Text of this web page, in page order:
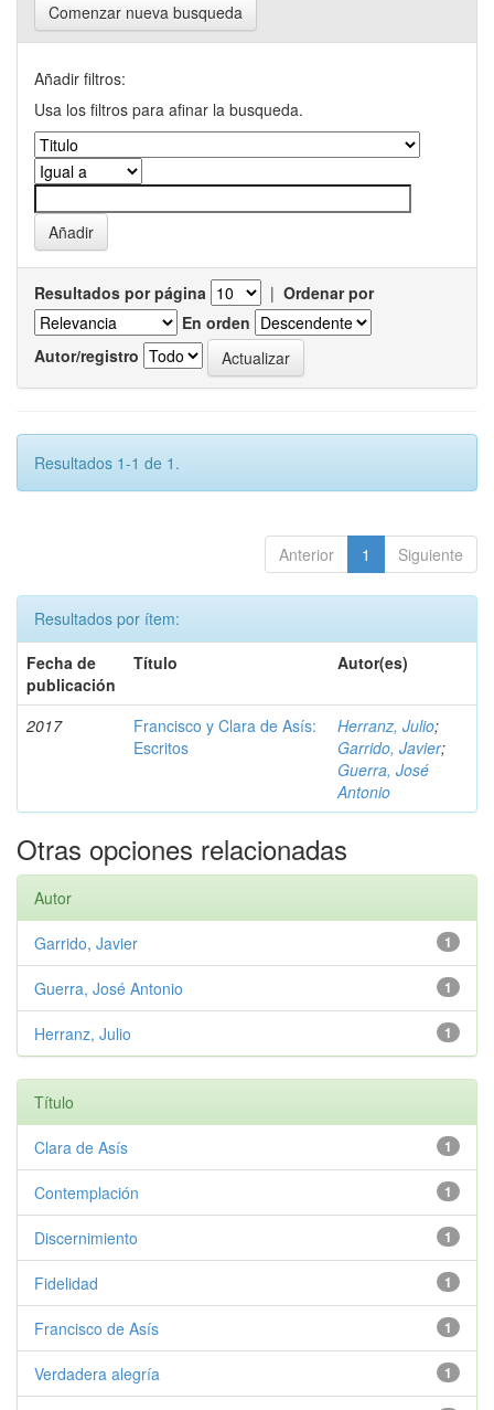
Comenzar nueva busqueda
Añadir filtros:
Usa los filtros para afinar la busqueda.
Resultados por página | Ordenar por
En orden
Autor/registro
Resultados 1-1 de 1.
Anterior 1 Siguiente
Resultados por ítem:
Fecha de
publicación
Título Autor(es)
2017
Francisco y Clara de Asís:
Escritos
Herranz, Julio;
Garrido, Javier;
Guerra, José
Antonio
Otras opciones relacionadas
Autor
1
Garrido, Javier
1
Guerra, José Antonio
1
Herranz, Julio
Título
1
Clara de Asís
1
Contemplación
1
Discernimiento
1
Fidelidad
1
Francisco de Asís
1
Verdadera alegría